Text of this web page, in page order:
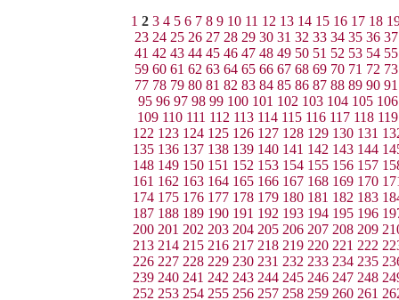
1 2 3 4 5 6 7 8 9 10 11 12 13 14 15 16 17 18
23 24 25 26 27 28 29 30 31 32 33 34 35 36 37
41 42 43 44 45 46 47 48 49 50 51 52 53 54 55
59 60 61 62 63 64 65 66 67 68 69 70 71 72 73
77 78 79 80 81 82 83 84 85 86 87 88 89 90 91
95 96 97 98 99 100 101 102 103 104 105 106
109 110 111 112 113 114 115 116 117 118 119
122 123 124 125 126 127 128 129 130 131
135 136 137 138 139 140 141 142 143 144
148 149 150 151 152 153 154 155 156 157
161 162 163 164 165 166 167 168 169 170
174 175 176 177 178 179 180 181 182 183
187 188 189 190 191 192 193 194 195 196
200 201 202 203 204 205 206 207 208 209
213 214 215 216 217 218 219 220 221 222
226 227 228 229 230 231 232 233 234 235
239 240 241 242 243 244 245 246 247 248
252 253 254 255 256 257 258 259 260 261